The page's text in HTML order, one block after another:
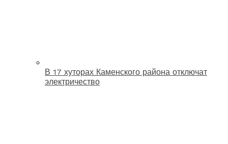
В 17 хуторах Каменского района отключат
электричество